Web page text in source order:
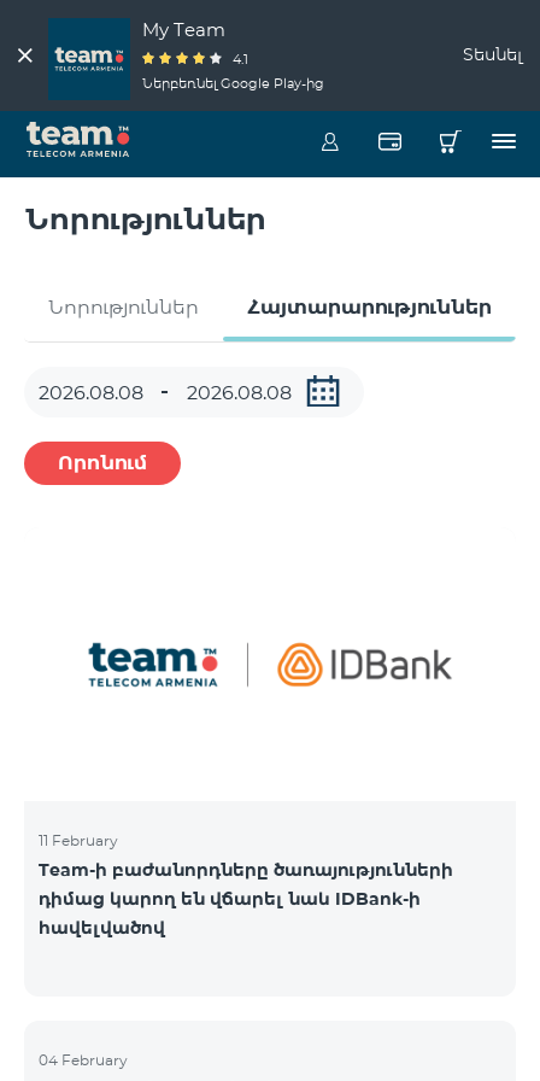
My Team
4.1
Ներբեռնել Google Play-ից
Տեսնել
Նորություններ
Նորություններ Հայտարարություններ
Որոնում
11 February
Team-ի բաժանորդները ծառայությունների
դիմաց կարող են վճարել նաև IDBank-ի
հավելվածով
04 February